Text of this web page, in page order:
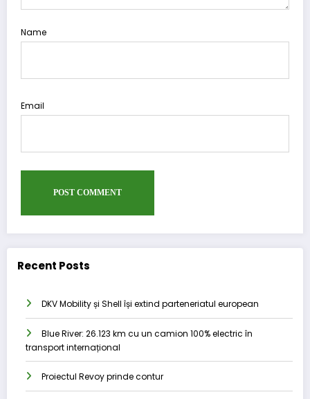
Name
Email
Recent Posts
DKV Mobility și Shell își extind parteneriatul european
Blue River: 26.123 km cu un camion 100% electric în
transport internațional
Proiectul Revoy prinde contur